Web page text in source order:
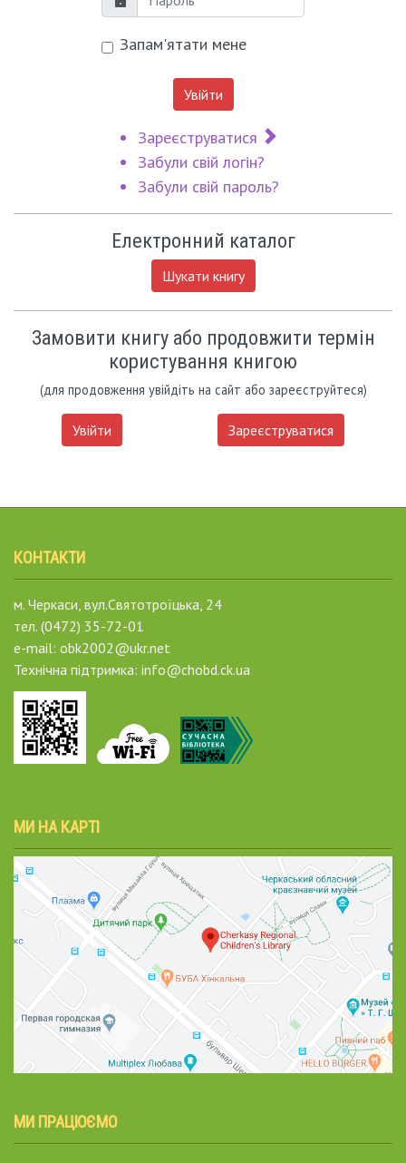
Пароль
Запам'ятати мене
Увійти
Зареєструватися
Забули свій логін?
Забули свій пароль?
Електронний каталог
Шукати книгу
Замовити книгу або продовжити термін
користування книгою
(для продовження увійдіть на сайт або зареєструйтеся)
Увійти Зареєструватися
КОНТАКТИ
м. Черкаси, вул.Святотроїцька, 24
тел. (0472) 35-72-01
e-mail: obk2002@ukr.net
Технічна підтримка: info@chobd.ck.ua
МИ НА КАРТІ
МИ ПРАЦЮЄМО